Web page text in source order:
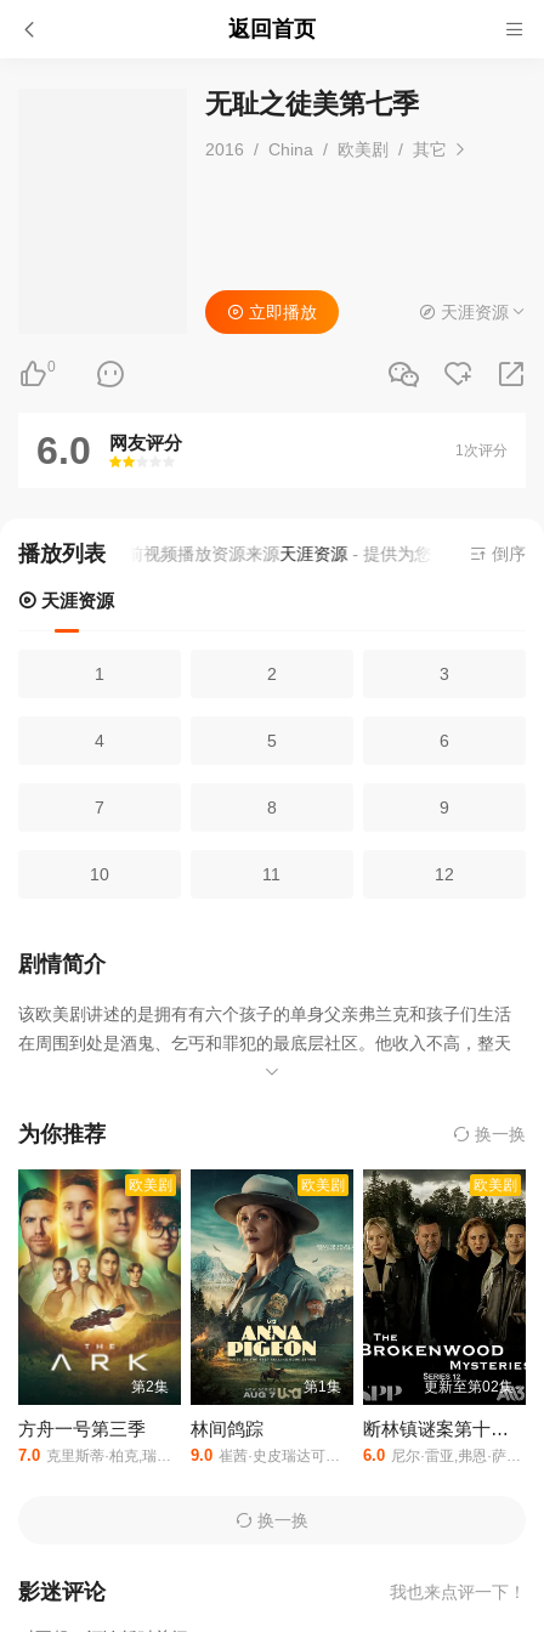
返回首页
无耻之徒美第七季
2016 / China / 欧美剧 / 其它
0
立即播放 天涯资源
6.0 网友评分
很差
较差还行推荐力荐
1次评分
播放列表当前视频播放资源来源天涯资源- 提供为您免费在线观看
倒序
天涯资源
1 2 3
4 5 6
7 8 9
10 11 12
剧情简介
该欧美剧讲述的是拥有有六个孩子的单身父亲弗兰克和孩子们生活
在周围到处是酒鬼、乞丐和罪犯的最底层社区。他收入不高，整天
酗酒，根本不管儿女们的死活，不到20岁的大女儿菲欧娜不得不承
着偷来的早餐；凌晨4点大开着摇滚乐狂欢；纵容邻居在他们的楼梯
他们拥有的不多，但他们懂得生活中最重要的是什么……，无耻之
徒美第七季是由John,Wells执导,John,Wells,William,H.,Macy,Jerem
y,Allen,White,Ethan,Cutkosky,Shanola,Hampton,Steve,Howey,Em
ma,Kenney,Christian,Isaiah,Cameron,Monaghan,Noel,Fisher,Kat
e,Miner等人主演的,于2016年上映。 相关赞助院线：策驰影院，星
辰影院，星空影院，西瓜影院，抖音短剧视频等40集全集完整版资
源免费在线观看。
为你推荐 换一换
欧美剧
第2集
方舟一号第三季
7.0 克里斯蒂·柏克,瑞斯·里奇,理查德·弗利施曼,瑞安·亚当斯,帕夫莱·耶里尼奇,沙利妮·佩里斯,蒂安娜·乌普切娃,戴安娜·贝穆德斯,贾德兰·马尔科维奇,克里斯蒂娜·沃尔夫,塔玛拉·拉多瓦诺维奇
欧美剧
第1集
林间鸽踪
9.0 崔茜·史皮瑞达可斯,翠西亚·希弗,瑞恩·诺斯柯特,库珀·利维
欧美剧
更新至第02集
断林镇谜案第十二季
6.0 尼尔·雷亚,弗恩·萨瑟兰,克里斯蒂娜·谢尔班·扬达,Jarod Rawiri
换一换
影迷评论 我也来点评一下！